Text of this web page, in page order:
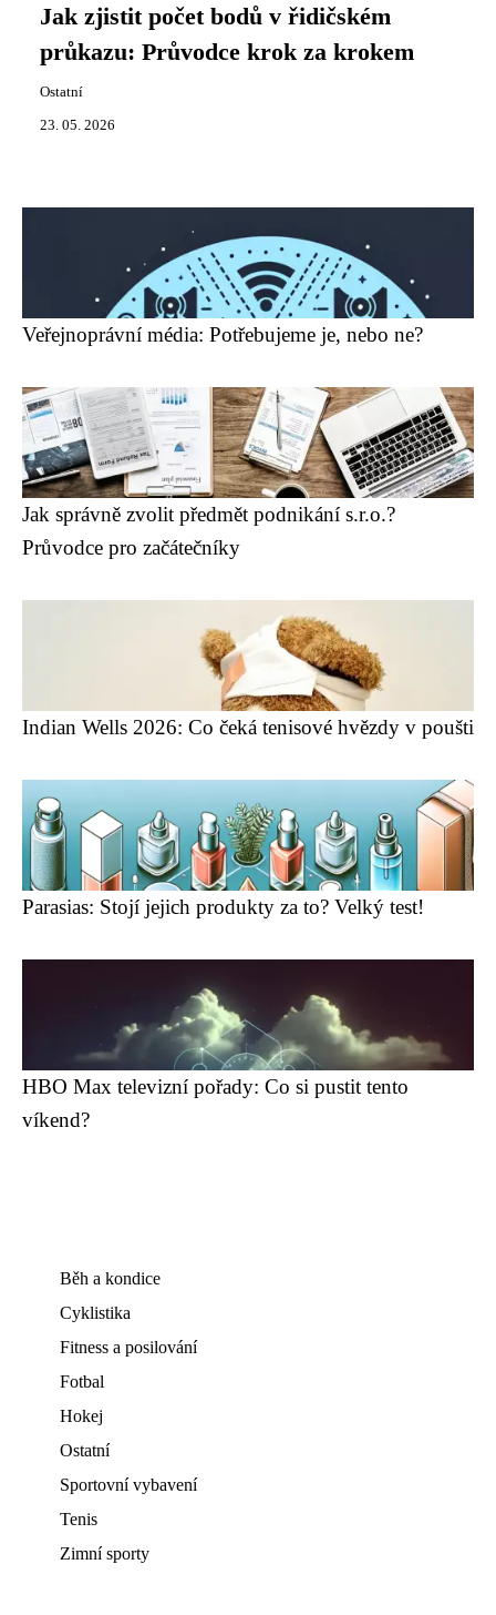
Jak zjistit počet bodů v řidičském
průkazu: Průvodce krok za krokem
Ostatní
23. 05. 2026
Veřejnoprávní média: Potřebujeme je, nebo ne?
Jak správně zvolit předmět podnikání s.r.o.?
Průvodce pro začátečníky
Indian Wells 2026: Co čeká tenisové hvězdy v poušti
Parasias: Stojí jejich produkty za to? Velký test!
HBO Max televizní pořady: Co si pustit tento
víkend?
Běh a kondice
Cyklistika
Fitness a posilování
Fotbal
Hokej
Ostatní
Sportovní vybavení
Tenis
Zimní sporty